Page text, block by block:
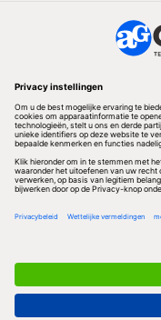
Volg ons
Redactionele partner
Algemene Voorwaarden &